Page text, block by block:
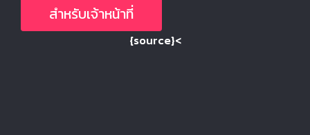
สำหรับเจ้าหน้าที่
{source}<